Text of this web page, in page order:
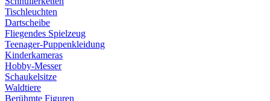
Tischleuchten
Dartscheibe
Fliegendes Spielzeug
Teenager-Puppenkleidung
Kinderkameras
Hobby-Messer
Schaukelsitze
Waldtiere
Berühmte Figuren